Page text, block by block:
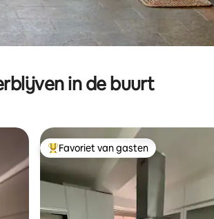
in de buurt
Topfavoriet van gasten
Favoriet van gasten